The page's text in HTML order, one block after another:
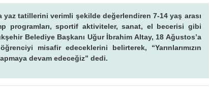
tatillerini verimli şekilde değerlendiren 7-14 yaş arası
programları, sportif aktiviteler, sanat, el becerisi gibi
Belediye Başkanı Uğur İbrahim Altay, 18 Ağustos’a
misafir edeceklerini belirterek, “Yarınlarımızın
devam edeceğiz” dedi.